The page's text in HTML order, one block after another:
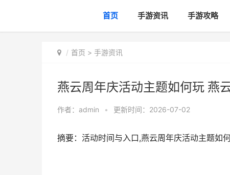
首页 手游资讯 手游攻略
首页 > 手游资讯
燕云周年庆活动主题如何玩 燕
作者： admin • 更新时间：2026-07-02
摘要：活动时间与入口,燕云周年庆活动主题如